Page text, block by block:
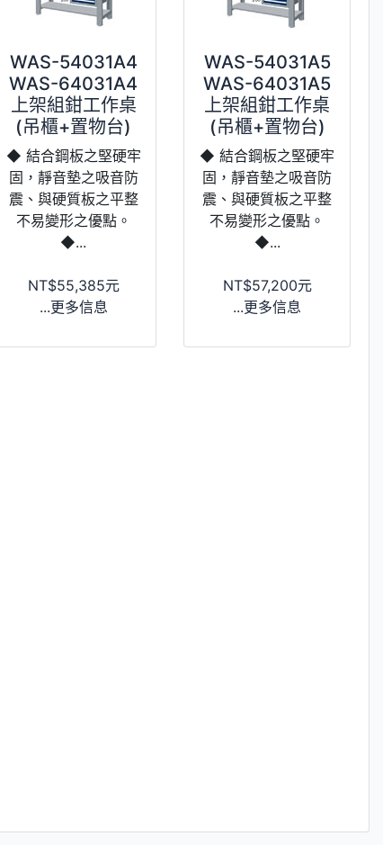
WAS-54031A4
WAS-64031A4
上架組鉗工作桌
(吊櫃+置物台)
◆ 結合鋼板之堅硬牢
固，靜音墊之吸音防
震、與硬質板之平整
不易變形之優點。
◆...
NT$55,385元
...更多信息
WAS-54031A5
WAS-64031A5
上架組鉗工作桌
(吊櫃+置物台)
◆ 結合鋼板之堅硬牢
固，靜音墊之吸音防
震、與硬質板之平整
不易變形之優點。
◆...
NT$57,200元
...更多信息